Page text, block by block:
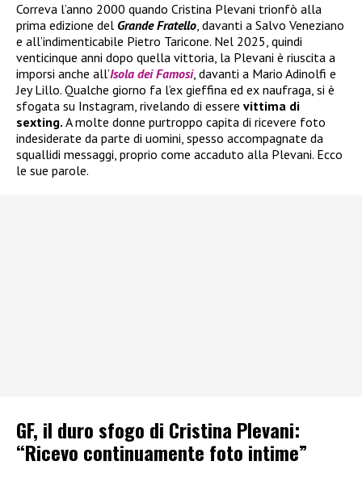
Correva l’anno 2000 quando Cristina Plevani trionfò alla
prima edizione del Grande Fratello, davanti a Salvo Veneziano
e all’indimenticabile Pietro Taricone. Nel 2025, quindi
venticinque anni dopo quella vittoria, la Plevani è riuscita a
imporsi anche all’Isola dei Famosi, davanti a Mario Adinolfi e
Jey Lillo. Qualche giorno fa l’ex gieffina ed ex naufraga, si è
sfogata su Instagram, rivelando di essere vittima di
sexting. A molte donne purtroppo capita di ricevere foto
indesiderate da parte di uomini, spesso accompagnate da
squallidi messaggi, proprio come accaduto alla Plevani. Ecco
le sue parole.
GF, il duro sfogo di Cristina Plevani:
“Ricevo continuamente foto intime”